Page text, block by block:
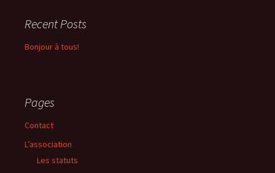
Recent Posts
Bonjour à tous!
Pages
Contact
L’association
Les statuts